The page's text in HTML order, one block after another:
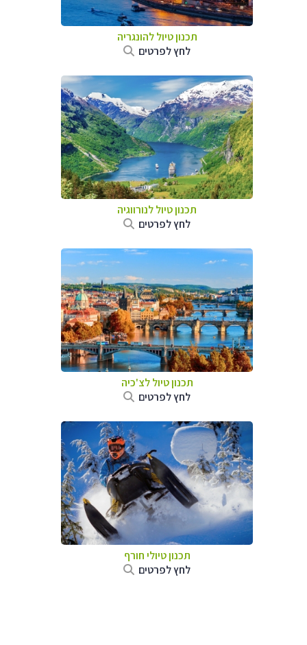
תכנון טיול להונגריה
לחץ לפרטים
תכנון טיול לנורווגיה
לחץ לפרטים
תכנון טיול לצ'כיה
לחץ לפרטים
תכנון טיולי חורף
לחץ לפרטים